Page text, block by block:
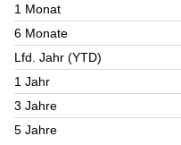
1 Monat
6 Monate
Lfd. Jahr (YTD)
1 Jahr
3 Jahre
5 Jahre